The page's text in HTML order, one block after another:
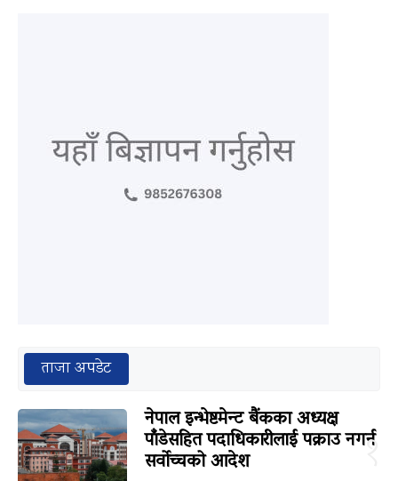
ताजा अपडेट
१
नेपाल इन्भेष्टमेन्ट बैंकका अध्यक्ष
पाँडेसहित पदाधिकारीलाई पक्राउ नगर्न
सर्वोच्चको आदेश